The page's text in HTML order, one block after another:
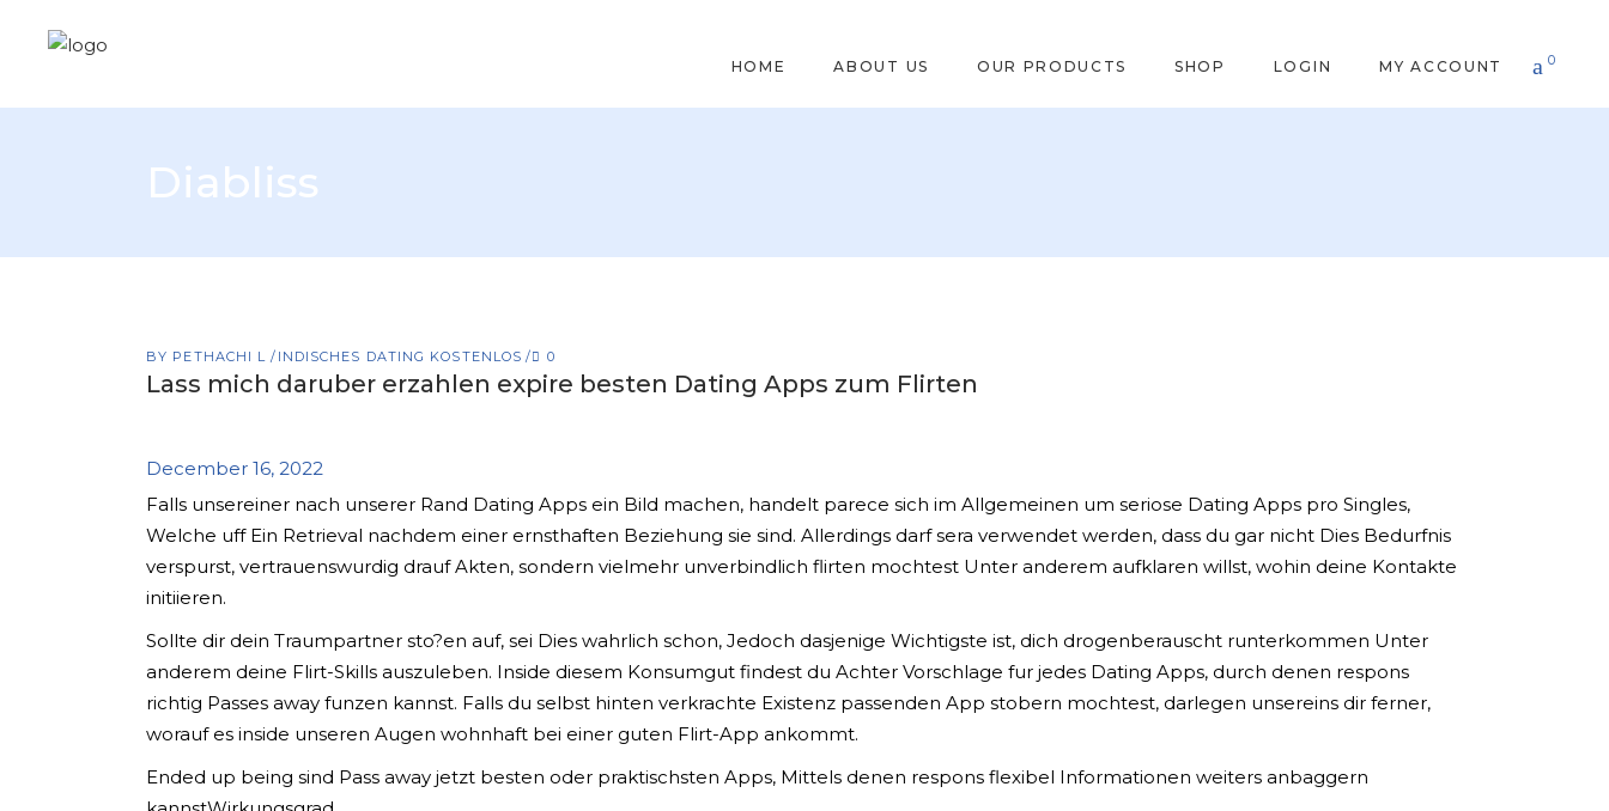
HOME ABOUT US OUR PRODUCTS SHOP LOGIN MY ACCOUNT 0
Diabliss
BY PETHACHI L INDISCHES DATING KOSTENLOS 0
Lass mich daruber erzahlen expire besten Dating Apps zum Flirten
December 16, 2022
Falls unsereiner nach unserer Rand Dating Apps ein Bild machen, handelt parece sich im Allgemeinen um seriose Dating Apps pro Singles,
Welche uff Ein Retrieval nachdem einer ernsthaften Beziehung sie sind. Allerdings darf sera verwendet werden, dass du gar nicht Dies Bedurfnis
verspurst, vertrauenswurdig drauf Akten, sondern vielmehr unverbindlich flirten mochtest Unter anderem aufklaren willst, wohin deine Kontakte
initiieren.
Sollte dir dein Traumpartner sto?en auf, sei Dies wahrlich schon, Jedoch dasjenige Wichtigste ist, dich drogenberauscht runterkommen Unter
anderem deine Flirt-Skills auszuleben. Inside diesem Konsumgut findest du Achter Vorschlage fur jedes Dating Apps, durch denen respons
richtig Passes away funzen kannst. Falls du selbst hinten verkrachte Existenz passenden App stobern mochtest, darlegen unsereins dir ferner,
worauf es inside unseren Augen wohnhaft bei einer guten Flirt-App ankommt.
Ended up being sind Pass away jetzt besten oder praktischsten Apps, Mittels denen respons flexibel Informationen weiters anbaggern